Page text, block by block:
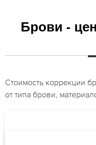
Брови -
Стоимость коррекции
от типа брови,